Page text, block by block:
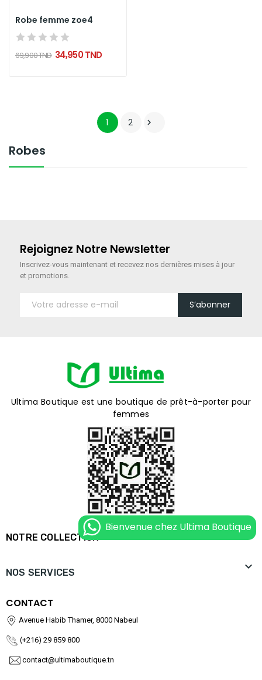
Robes
Robe femme zoe4
69,900 TND 34,950 TND
1 2 
Rejoignez Notre Newsletter
Inscrivez-vous maintenant et recevez nos dernières mises à jour
et promotions.
S’abonner
Ultima Boutique est une boutique de prêt-à-porter pour
femmes
NOTRE COLLECTION 
NOS SERVICES 
CONTACT
Avenue Habib Thamer, 8000 Nabeul
(+216) 29 859 800
contact@ultimaboutique.tn
Bienvenue chez Ultima Boutique